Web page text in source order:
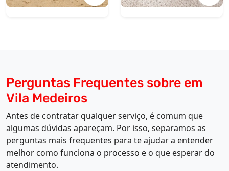
Perguntas Frequentes sobre em
Vila Medeiros
Antes de contratar qualquer serviço, é comum que
algumas dúvidas apareçam. Por isso, separamos as
perguntas mais frequentes para te ajudar a entender
melhor como funciona o processo e o que esperar do
atendimento.